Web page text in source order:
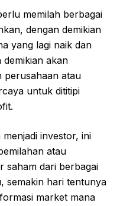
memilah berbagai
dengan demikian
yang lagi naik dan
akan
perusahaan atau
untuk dititipi
investor, ini
atau
saham dari berbagai
semakin hari tentunya
market mana